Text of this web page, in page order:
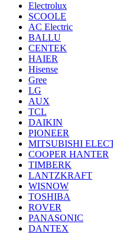
Electrolux
SCOOLE
AC Electric
BALLU
CENTEK
HAIER
Hisense
Gree
LG
AUX
TCL
DAIKIN
PIONEER
MITSUBISHI
COOPER HANTER
TIMBERK
LANTZKRAFT
WISNOW
TOSHIBA
ROVER
PANASONIC
DANTEX